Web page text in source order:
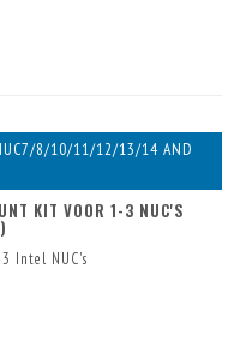
in het front ingebouwd.
geleverd. Verder is er plaats
8/10/11/12/13/14 AND
KIT VOOR 1-3 NUC'S
Intel NUC's